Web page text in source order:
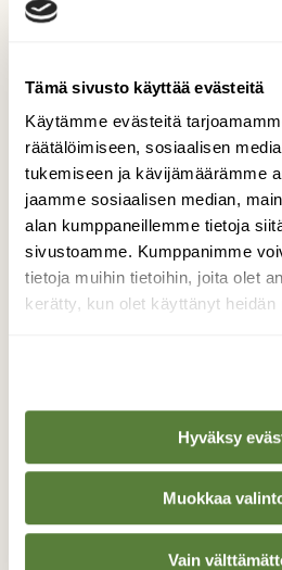
Tämä sivusto käyttää evästeitä
Käytämme evästeitä
räätälöimiseen, sosiaalisen
tukemiseen ja kävijämäärämme
jaamme sosiaalisen median,
alan kumppaneillemme tietoja
sivustoamme. Kumppanimme
tietoja muihin tietoihin, joita olet
kerätty, kun olet käyttänyt heidän
Hyväksy
Muokkaa
Vain
Haavikot erottuvat
vielä ole
Valokuvaaja: Reijo
TAKAISIN